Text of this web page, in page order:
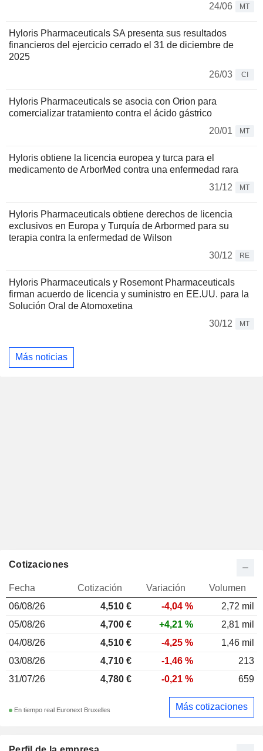
24/06
MT
Hyloris Pharmaceuticals SA presenta sus resultados
financieros del ejercicio cerrado el 31 de diciembre de
2025
26/03
CI
Hyloris Pharmaceuticals se asocia con Orion para
comercializar tratamiento contra el ácido gástrico
20/01
MT
Hyloris obtiene la licencia europea y turca para el
medicamento de ArborMed contra una enfermedad rara
31/12
MT
Hyloris Pharmaceuticals obtiene derechos de licencia
exclusivos en Europa y Turquía de Arbormed para su
terapia contra la enfermedad de Wilson
30/12
RE
Hyloris Pharmaceuticals y Rosemont Pharmaceuticals
firman acuerdo de licencia y suministro en EE.UU. para la
Solución Oral de Atomoxetina
30/12
MT
Más noticias
Cotizaciones
Fecha Cotización Variación
Volumen
06/08/26
4,510 € -4,04 %
2,72 mil
05/08/26
4,700 € +4,21 %
2,81 mil
04/08/26
4,510 € -4,25 %
1,46 mil
03/08/26
4,710 € -1,46 %
213
31/07/26
4,780 € -0,21 % 659
En tiempo real Euronext Bruxelles Más cotizaciones